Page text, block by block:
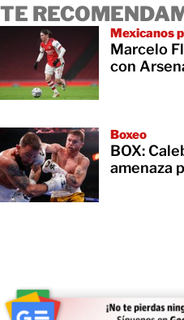
TE
Mexicanos
Marcelo
con
Boxeo
BOX:
amenaza